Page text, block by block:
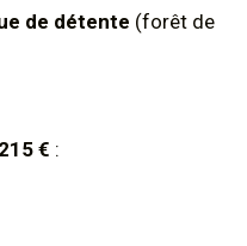
de détente (forêt de
215 € :